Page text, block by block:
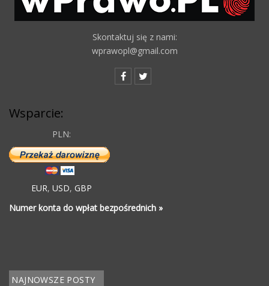
Skontaktuj się z nami:
wprawopl@gmail.com
Wsparcie:
PLN:
EUR, USD, GBP
Numer konta do wpłat bezpośrednich »
NAJNOWSZE POSTY